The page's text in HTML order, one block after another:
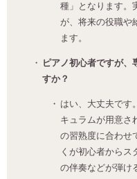
種」となります。
が、将来の役職や
ます。
ピアノ初心者ですが、
すか？
はい、大丈夫です
キュラムが用意さ
の習熟度に合わせ
くが初心者からス
の伴奏などが弾け